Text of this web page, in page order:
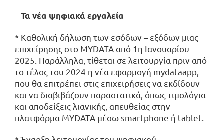
Τα νέα ψηφιακά εργαλεία
* Καθολική δήλωση των εσόδων – εξόδων μιας
επιχείρησης στο MYDATA από 1η Ιανουαρίου
2025. Παράλληλα, τίθεται σε λειτουργία πριν από
το τέλος του 2024 η νέα εφαρμογή mydataapp,
που θα επιτρέπει στις επιχειρήσεις να εκδίδουν
και να διαβιβάζουν παραστατικά, όπως τιμολόγια
και αποδείξεις λιανικής, απευθείας στην
πλατφόρμα MYDATA μέσω smartphone ή tablet.